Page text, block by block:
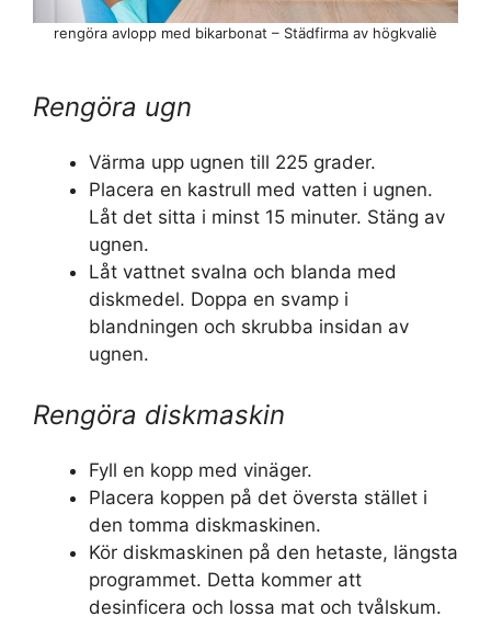
Rengöra ugn
Värma upp ugnen till 225 grader.
Placera en kastrull med vatten i ugnen.
Låt det sitta i minst 15 minuter. Stäng av
ugnen.
Låt vattnet svalna och blanda med
diskmedel. Doppa en svamp i
blandningen och skrubba insidan av
ugnen.
Rengöra diskmaskin
Fyll en kopp med vinäger.
Placera koppen på det översta stället i
den tomma diskmaskinen.
Kör diskmaskinen på den hetaste, längsta
programmet. Detta kommer att
desinficera och lossa mat och tvålskum.
rengöra avlopp med bikarbonat – Städfirma av högkvaliè